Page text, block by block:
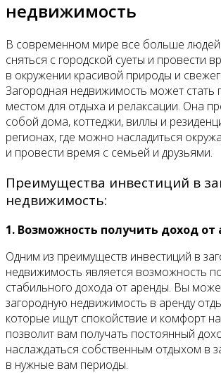
недвижимость
В современном мире все больше людей
сняться с городской суеты и провести
в окружении красивой природы и
Загородная недвижимость может стать
местом для отдыха и релаксации. Она
собой дома, коттеджи, виллы и
регионах, где можно насладиться
и провести время с семьей и друзьями.
Преимущества инвестиций в
недвижимость:
1. Возможность получить доход от
Одним из преимуществ инвестиций в
недвижимость является возможность
стабильного дохода от аренды. Вы
загородную недвижимость в аренду
которые ищут спокойствие и комфорт
позволит вам получать постоянный
наслаждаться собственным отдыхом в
в нужные вам периоды.